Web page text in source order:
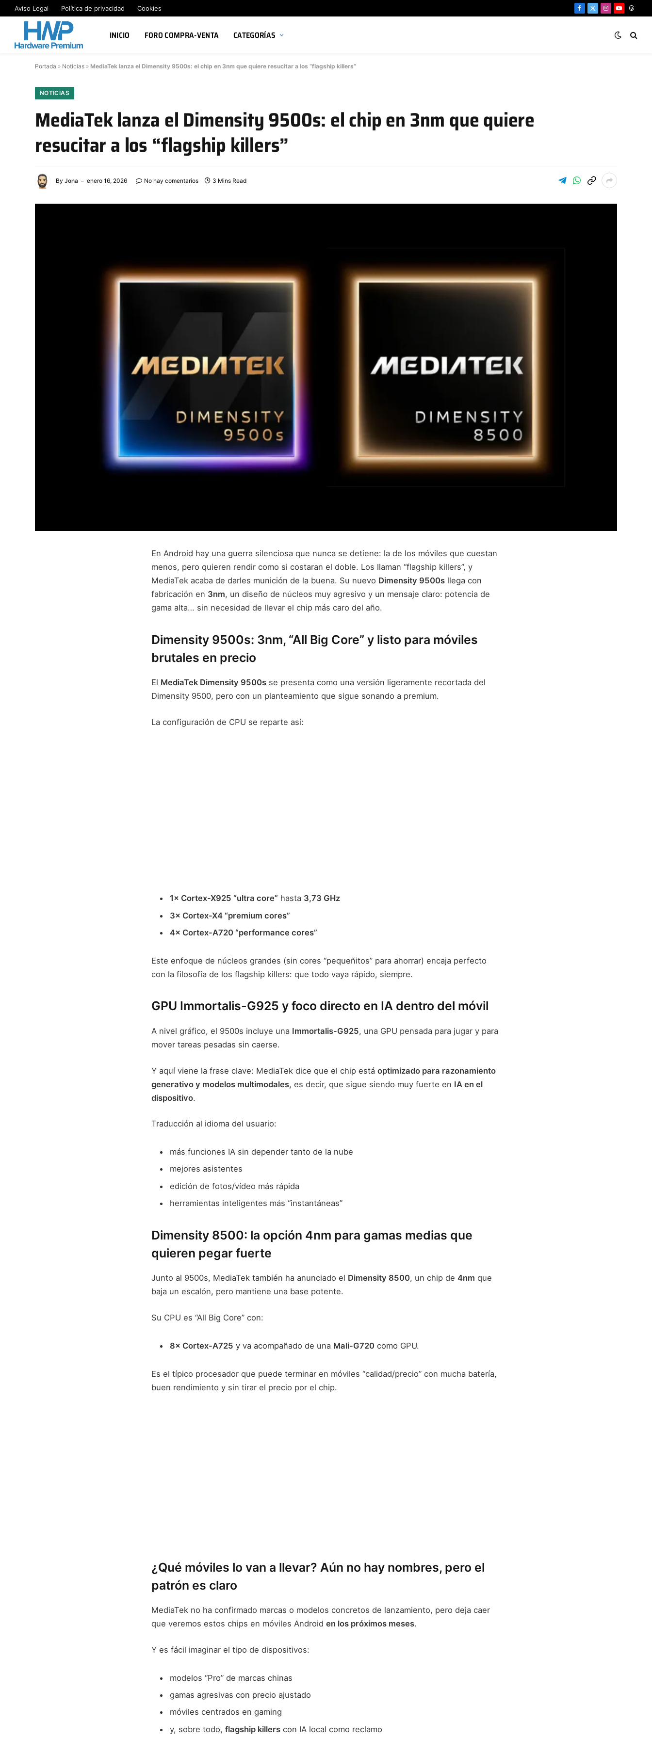
Aviso Legal Política de privacidad Cookies
Facebook
X
Instagram
YouTube
INICIO FORO COMPRA-VENTA CATEGORÍAS
Portada » Noticias » MediaTek lanza el Dimensity 9500s: el chip en 3nm que quiere resucitar a los “flagship killers”
NOTICIAS
MediaTek lanza el Dimensity 9500s: el chip en 3nm que quiere
resucitar a los “flagship killers”
By Jona enero 16, 2026 No hay comentarios 3 Mins Read
En Android hay una guerra silenciosa que nunca se detiene: la de los móviles que cuestan
menos, pero quieren rendir como si costaran el doble. Los llaman “flagship killers”, y
MediaTek acaba de darles munición de la buena. Su nuevo Dimensity 9500s llega con
fabricación en 3nm, un diseño de núcleos muy agresivo y un mensaje claro: potencia de
gama alta… sin necesidad de llevar el chip más caro del año.
Dimensity 9500s: 3nm, “All Big Core” y listo para móviles
brutales en precio
El MediaTek Dimensity 9500s se presenta como una versión ligeramente recortada del
Dimensity 9500, pero con un planteamiento que sigue sonando a premium.
La configuración de CPU se reparte así:
1× Cortex-X925 “ultra core” hasta 3,73 GHz
3× Cortex-X4 “premium cores”
4× Cortex-A720 “performance cores”
Este enfoque de núcleos grandes (sin cores “pequeñitos” para ahorrar) encaja perfecto
con la filosofía de los flagship killers: que todo vaya rápido, siempre.
GPU Immortalis-G925 y foco directo en IA dentro del móvil
A nivel gráfico, el 9500s incluye una Immortalis-G925, una GPU pensada para jugar y para
mover tareas pesadas sin caerse.
Y aquí viene la frase clave: MediaTek dice que el chip está optimizado para razonamiento
generativo y modelos multimodales, es decir, que sigue siendo muy fuerte en IA en el
dispositivo.
Traducción al idioma del usuario:
más funciones IA sin depender tanto de la nube
mejores asistentes
edición de fotos/vídeo más rápida
herramientas inteligentes más “instantáneas”
Dimensity 8500: la opción 4nm para gamas medias que
quieren pegar fuerte
Junto al 9500s, MediaTek también ha anunciado el Dimensity 8500, un chip de 4nm que
baja un escalón, pero mantiene una base potente.
Su CPU es “All Big Core” con:
8× Cortex-A725 y va acompañado de una Mali-G720 como GPU.
Es el típico procesador que puede terminar en móviles “calidad/precio” con mucha batería,
buen rendimiento y sin tirar el precio por el chip.
¿Qué móviles lo van a llevar? Aún no hay nombres, pero el
patrón es claro
MediaTek no ha confirmado marcas o modelos concretos de lanzamiento, pero deja caer
que veremos estos chips en móviles Android en los próximos meses.
Y es fácil imaginar el tipo de dispositivos:
modelos “Pro” de marcas chinas
gamas agresivas con precio ajustado
móviles centrados en gaming
y, sobre todo, flagship killers con IA local como reclamo